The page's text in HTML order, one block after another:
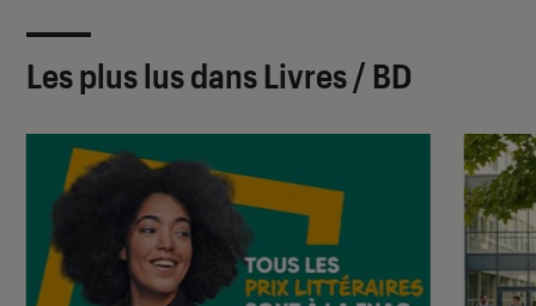
Les plus lus dans Livres / BD